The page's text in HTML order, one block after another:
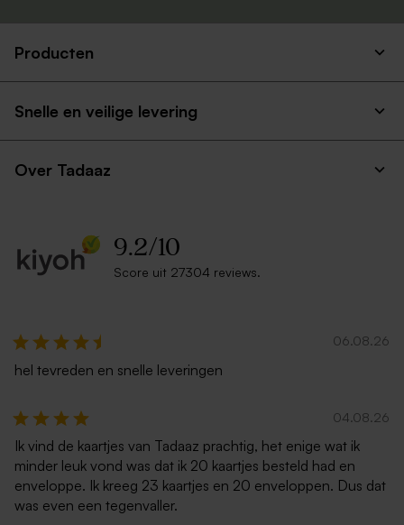
Producten
Snelle en veilige levering
Over Tadaaz
9.2/10
Score uit 27304 reviews.
06.08.26
hel tevreden en snelle leveringen
04.08.26
Ik vind de kaartjes van Tadaaz prachtig, het enige wat ik
minder leuk vond was dat ik 20 kaartjes besteld had en
enveloppe. Ik kreeg 23 kaartjes en 20 enveloppen. Dus dat
was even een tegenvaller.